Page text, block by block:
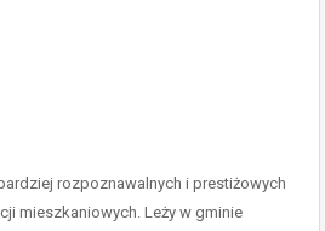
rozpoznawalnych i prestiżowych
mieszkaniowych. Leży w gminie